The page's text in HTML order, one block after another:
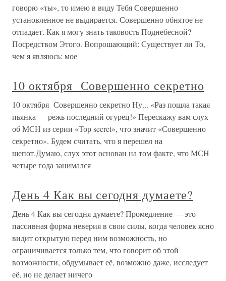
говорю «ты», то имею в виду Тебя Совершенно
установленное не выдирается. Совершенно обнятое не
отпадает. Как я могу знать таковость Поднебесной?
Посредством Этого. Вопрошающий: Существует ли То,
чем я являюсь: мое
10 октября Совершенно секретно
10 октября Совершенно секретно Ну... «Раз пошла такая
пьянка — режь последний огурец!» Перескажу вам слух
об МСН из серии «Тор secret», что значит «Совершенно
секретно». Будем считать, что я перешел на
шепот.Думаю, слух этот основан на том факте, что МСН
четыре года занимался
День 4 Как вы сегодня думаете?
День 4 Как вы сегодня думаете? Промедление — это
пассивная форма неверия в свои силы, когда человек ясно
видит открытую перед ним возможность, но
ограничивается только тем, что говорит об этой
возможности, обдумывает её, возможно даже, исследует
её, но не делает ничего